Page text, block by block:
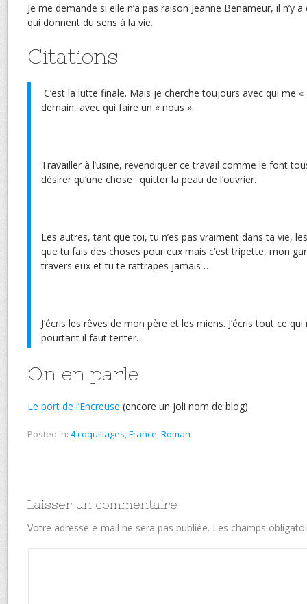
Je me demande si elle n’a pas raison Jeanne Benameur, il n’y
qui donnent du sens à la vie.
Citations
C‘est la lutte finale. Mais je cherche toujours avec qui me
demain, avec qui faire un « nous ».
Travailler à l’usine, revendiquer ce travail comme le font
désirer qu’une chose : quitter la peau de l’ouvrier.
Les autres, tant que toi, tu n’es pas vraiment dans ta vie,
que tu fais des choses pour eux mais c’est tripette, mon
travers eux et tu te rattrapes jamais …
J’écris les rêves de mon père et les miens. J’écris tout ce
pourtant il faut tenter.
On en parle
Le port de l’Encreuse (encore un joli nom de blog)
Posted in: 4 coquillages,France,Roman
Laisser un commentaire
Votre adresse e-mail ne sera pas publiée. Les champs